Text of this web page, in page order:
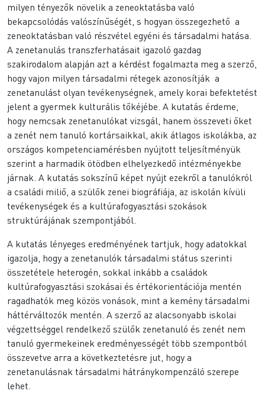
milyen tényezők növelik a zeneoktatásba való
bekapcsolódás valószínűségét, s hogyan összegezhető a
zeneoktatásban való részvétel egyéni és társadalmi hatása.
A zenetanulás transzferhatásait igazoló gazdag
szakirodalom alapján azt a kérdést fogalmazta meg a szerző,
hogy vajon milyen társadalmi rétegek azonosítják a
zenetanulást olyan tevékenységnek, amely korai befektetést
jelent a gyermek kulturális tőkéjébe. A kutatás érdeme,
hogy nemcsak zenetanulókat vizsgál, hanem összeveti őket
a zenét nem tanuló kortársaikkal, akik átlagos iskolákba, az
országos kompetenciamérésben nyújtott teljesítményük
szerint a harmadik ötödben elhelyezkedő intézményekbe
járnak. A kutatás sokszínű képet nyújt ezekről a tanulókról
a családi miliő, a szülők zenei biográfiája, az iskolán kívüli
tevékenységek és a kultúrafogyasztási szokások
struktúrájának szempontjából.
A kutatás lényeges eredményének tartjuk, hogy adatokkal
igazolja, hogy a zenetanulók társadalmi státus szerinti
összetétele heterogén, sokkal inkább a családok
kultúrafogyasztási szokásai és értékorientációja mentén
ragadhatók meg közös vonások, mint a kemény társadalmi
háttérváltozók mentén. A szerző az alacsonyabb iskolai
végzettséggel rendelkező szülők zenetanuló és zenét nem
tanuló gyermekeinek eredményességét több szempontból
összevetve arra a következtetésre jut, hogy a
zenetanulásnak társadalmi hátránykompenzáló szerepe
lehet.